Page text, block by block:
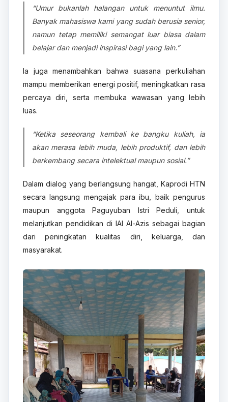
“Umur bukanlah halangan untuk menuntut ilmu.
Banyak mahasiswa kami yang sudah berusia senior,
namun tetap memiliki semangat luar biasa dalam
belajar dan menjadi inspirasi bagi yang lain.”
Ia juga menambahkan bahwa suasana perkuliahan
mampu memberikan energi positif, meningkatkan rasa
percaya diri, serta membuka wawasan yang lebih
luas.
“Ketika seseorang kembali ke bangku kuliah, ia
akan merasa lebih muda, lebih produktif, dan lebih
berkembang secara intelektual maupun sosial.”
Dalam dialog yang berlangsung hangat, Kaprodi HTN
secara langsung mengajak para ibu, baik pengurus
maupun anggota Paguyuban Istri Peduli, untuk
melanjutkan pendidikan di IAI Al-Azis sebagai bagian
dari peningkatan kualitas diri, keluarga, dan
masyarakat.